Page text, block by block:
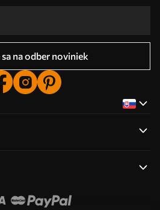
na odber noviniek